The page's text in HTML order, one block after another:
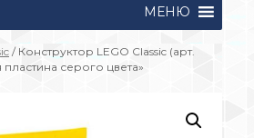
МЕНЮ
/ Конструктор LEGO Classic (арт.
пластина серого цвета»